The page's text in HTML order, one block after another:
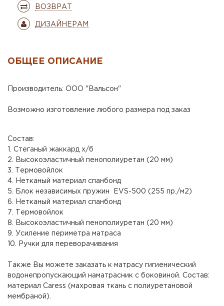
ВОЗВРАТ
ДИЗАЙНЕРАМ
ОБЩЕЕ ОПИСАНИЕ
Производитель: ООО "Вальсон"
Возможно изготовление любого размера под заказ
Состав:
1. Стеганый жаккард х/б
2. Высокоэластичный пенополиуретан (20 мм)
3. Термовойлок
4. Нетканый материал спанбонд
5. Блок независимых пружин EVS-500 (255 пр./м2)
6. Нетканый материал спанбонд
7. Термовойлок
8. Высокоэластичный пенополиуретан (20 мм)
9. Усиление периметра матраса
10. Ручки для переворачивания
Также Вы можете заказать к матрасу гигиенический
водонепропускающий наматрасник с боковиной. Состав:
материал Caress (махровая ткань с полиуретановой
мембраной).